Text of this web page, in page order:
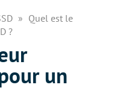
Quel est le
?
un